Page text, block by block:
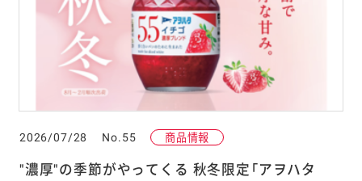
2026/07/28 No.55 商品情報
"濃厚"の季節がやってくる 秋冬限定「アヲハタ